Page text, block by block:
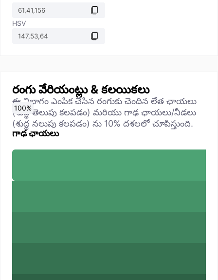
HSV
రంగు వేరియంట్లు & కలయికలు
ఈ విభాగం ఎంపిక చేసిన రంగుకు చెందిన లేత ఛాయలు
(శుద్ధ తెలుపు కలపడం) మరియు గాఢ ఛాయలు/నీడలు
(శుద్ధ నలుపు కలపడం) ను 10% దశలలో చూపిస్తుంది.
గాఢ ఛాయలు
0%
10%
20%
30%
40%
50%
60%
70%
80%
90%
100%